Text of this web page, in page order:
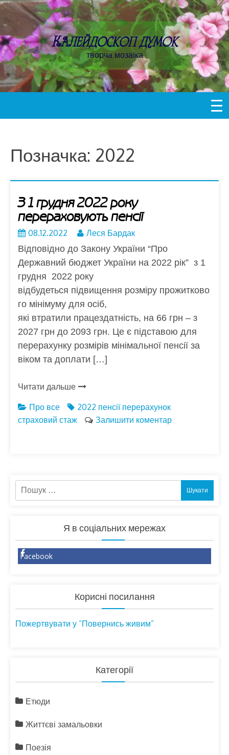
Пропустити
контент
Калейдоскоп думок
творча мозаїка
Позначка: 2022
З 1 грудня 2022 року
перераховують пенсії
08.12.2022
Леся Бардак
Відповідно до Закону України “Про
Державний бюджет України на 2022 рік” з 1
грудня 2022 року
відбудеться підвищення розміру прожитково
го мінімуму для осіб,
які втратили працездатність, на 66 грн – з
2027 грн до 2093 грн. Це є підставою для
перерахунку розмірів мінімальної пенсії за
віком та доплати […]
Читати дальше
Про все
2022 пенсії перерахунок
страховий стаж
Залишити коментар
Пошук:
Я в соціальних мережах
Facebook
Корисні посилання
Пожертвувати у “Повернись живим”
Категорії
Етюди
Життєві замальовки
Поезія